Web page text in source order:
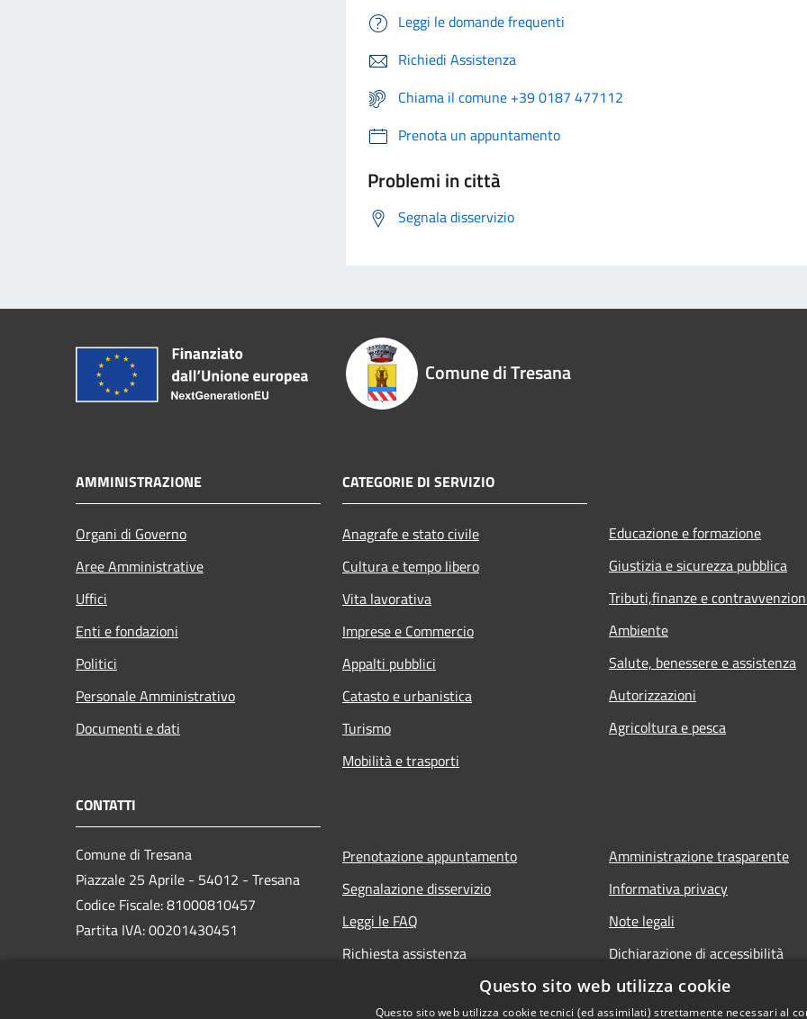
Leggi le domande frequenti
Richiedi Assistenza
Chiama il comune +39 0187 477112
Prenota un appuntamento
Problemi in città
Segnala disservizio
Comune di Tresana
AMMINISTRAZIONE
Organi di Governo
Aree Amministrative
Uffici
Enti e fondazioni
Politici
Personale Amministrativo
Documenti e dati
CATEGORIE DI SERVIZIO
Anagrafe e stato civile
Cultura e tempo libero
Vita lavorativa
Imprese e Commercio
Appalti pubblici
Catasto e urbanistica
Turismo
Mobilità e trasporti
Educazione e formazione
Giustizia e sicurezza pubblica
Tributi,finanze e
Ambiente
Salute, benessere e assistenza
Autorizzazioni
Agricoltura e pesca
CONTATTI
Comune di Tresana
Piazzale 25 Aprile - 54012 - Tresana
Codice Fiscale: 81000810457
Partita IVA: 00201430451
Prenotazione appuntamento
Segnalazione disservizio
Leggi le FAQ
Richiesta assistenza
Amministrazione trasparente
Informativa privacy
Note legali
Dichiarazione di accessibilità
Questo sito web utilizza cookie
Questo sito web utilizza cookie tecnici (ed assimilati) strettamente necessari al